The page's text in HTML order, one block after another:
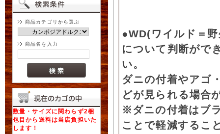
商品カテゴリから選ぶ
商品名を入力
数量・サイズに関わらず2梱
包目から送料は当店負担いた
します！
●WD(ワイルド＝
について判断がで
い。
ダニの付着やアゴ
どが見られる場合
※ダニの付着はブ
ことで軽減するこ